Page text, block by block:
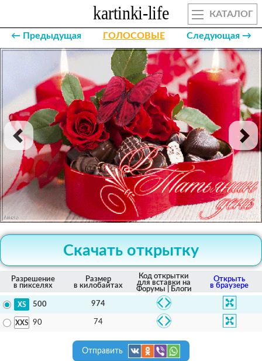
КАТАЛОГ
← Предыдущая ГОЛОСОВЫЕ Следующая →
Скачать открытку
Разрешение
в пикселях
Размер
в килобайтах
Код открытки
для вставки на
Форумы | Блоги
Открыть
в браузере
500 974
90 74
Отправить